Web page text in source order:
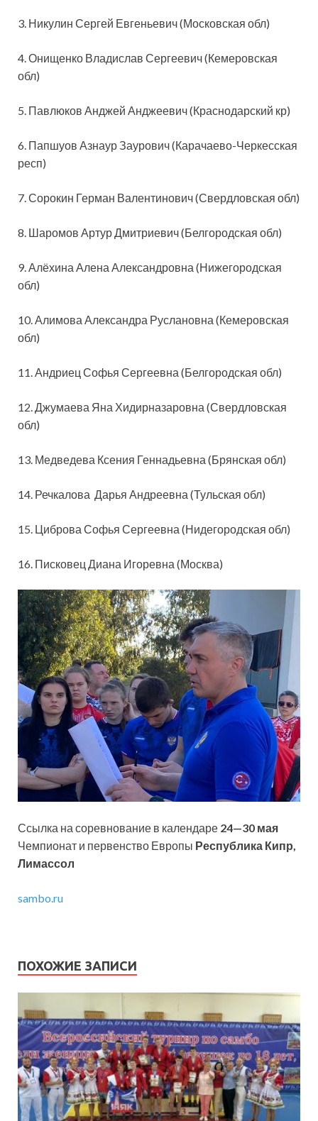
3. Никулин Сергей Евгеньевич (Московская обл)
4. Онищенко Владислав Сергеевич (Кемеровская
обл)
5. Павлюков Анджей Анджеевич (Краснодарский кр)
6. Папшуов Азнаур Заурович (Карачаево-Черкесская
респ)
7. Сорокин Герман Валентинович (Свердловская обл)
8. Шаромов Артур Дмитриевич (Белгородская обл)
9. Алёхина Алена Александровна (Нижегородская
обл)
10. Алимова Александра Руслановна (Кемеровская
обл)
11. Андриец Софья Сергеевна (Белгородская обл)
12. Джумаева Яна Хидирназаровна (Свердловская
обл)
13. Медведева Ксения Геннадьевна (Брянская обл)
14. Речкалова Дарья Андреевна (Тульская обл)
15. Циброва Софья Сергеевна (Нидегородская обл)
16. Писковец Диана Игоревна (Москва)
Ссылка на соревнование в календаре 24—30 мая
Чемпионат и первенство Европы Республика Кипр,
Лимассол
sambo.ru
ПОХОЖИЕ ЗАПИСИ